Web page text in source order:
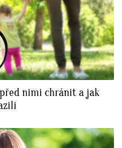
nimi chránit a jak